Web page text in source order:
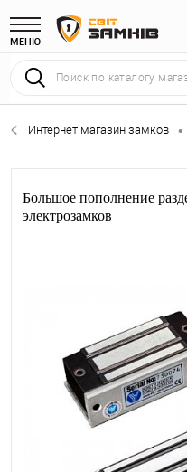
МЕНЮ
Интернет магазин замков •
Большое пополнение
электрозамков